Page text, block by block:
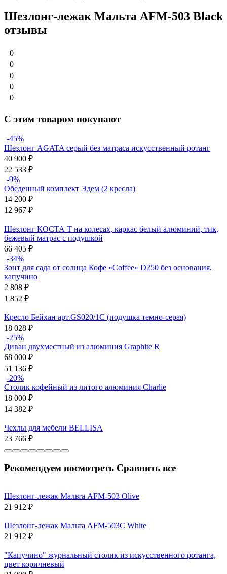
Шезлонг-лежак Мальта AFM-503 Black
отзывы
0
0
0
0
0
С этим товаром покупают
-45%
Шезлонг AGATA серый без матраса искусственный ротанг
40 900 ₽
22 533 ₽
-9%
Обеденный комплект Эдем (2 кресла)
14 200 ₽
12 967 ₽
Шезлонг КОСТА Т на колесах, каркас белый алюминий, тик,
бежевый матрас с подушкой
66 405 ₽
-34%
Зонт для сада от солнца Кофе «Coffee» D250 без основания,
капучино
2 808 ₽
1 852 ₽
Кресло Бейхан арт.GS020/1С (подушка темно-серая)
18 028 ₽
-25%
Диван двухместный из алюминия Graphite R
68 000 ₽
51 136 ₽
-20%
Столик кофейный из литого алюминия Charlie
18 000 ₽
14 382 ₽
Чехлы для мебели BELLISA
23 766 ₽
Рекомендуем посмотреть Сравнить все
Шезлонг-лежак Мальта AFM-503 Olive
21 912 ₽
Шезлонг-лежак Мальта AFM-503C White
21 912 ₽
"Капучино" журнальный столик из искусственного ротанга,
цвет коричневый